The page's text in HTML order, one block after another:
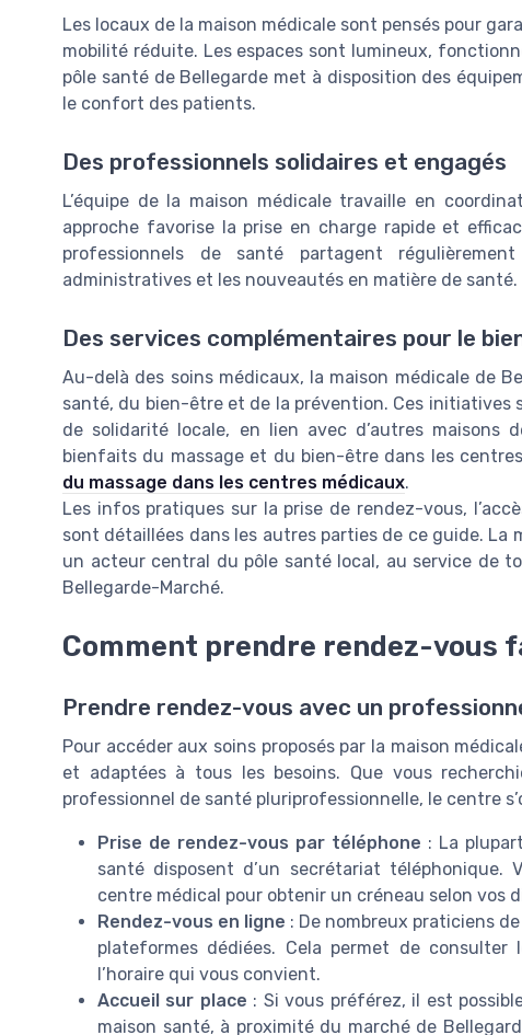
Les locaux de la maison médicale sont pensés pour
mobilité réduite. Les espaces sont lumineux,
pôle santé de Bellegarde met à disposition des
le confort des patients.
Des professionnels solidaires et engagés
L’équipe de la maison médicale travaille en
approche favorise la prise en charge rapide et
professionnels de santé partagent
administratives et les nouveautés en matière de santé.
Des services complémentaires pour le
Au-delà des soins médicaux, la maison médicale de
santé, du bien-être et de la prévention. Ces initiatives
de solidarité locale, en lien avec d’autres
bienfaits du massage et du bien-être dans les
du massage dans les centres médicaux.
Les infos pratiques sur la prise de rendez-vous,
sont détaillées dans les autres parties de ce guide. La
un acteur central du pôle santé local, au service de
Bellegarde-Marché.
Comment prendre rendez-vous
Prendre rendez-vous avec un
Pour accéder aux soins proposés par la maison
et adaptées à tous les besoins. Que vous
professionnel de santé pluriprofessionnelle, le centre
Prise de rendez-vous par téléphone : La
santé disposent d’un secrétariat
centre médical pour obtenir un créneau selon vos
Rendez-vous en ligne : De nombreux praticiens
plateformes dédiées. Cela permet de
l’horaire qui vous convient.
Accueil sur place : Si vous préférez, il est
maison santé, à proximité du marché de